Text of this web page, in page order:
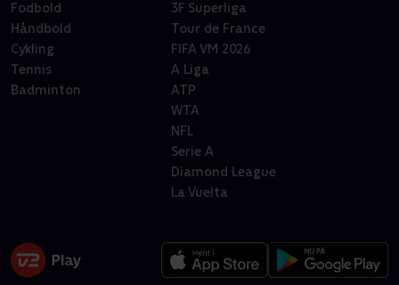
Fodbold
Håndbold
Cykling
Tennis
Badminton
3F Superliga
Tour de France
FIFA VM 2026
A Liga
ATP
WTA
NFL
Serie A
Diamond League
La Vuelta